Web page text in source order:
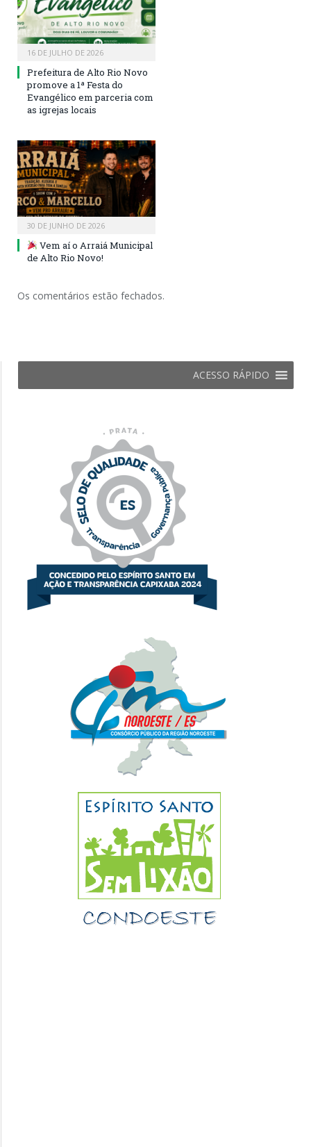
16 DE JULHO DE 2026
Prefeitura de Alto Rio Novo
promove a 1ª Festa do
Evangélico em parceria com
as igrejas locais
30 DE JUNHO DE 2026
Vem aí o Arraiá Municipal
de Alto Rio Novo!
Os comentários estão fechados.
ACESSO RÁPIDO